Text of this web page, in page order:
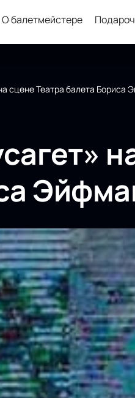
О балетмейстере
сцене Театра балета Бориса